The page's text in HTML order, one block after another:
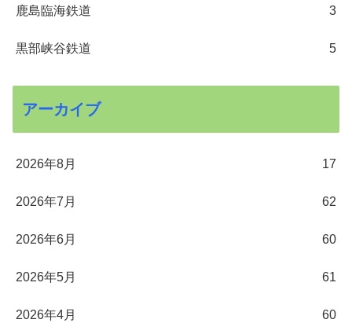
鹿島臨海鉄道 3
黒部峡谷鉄道 5
アーカイブ
2026年8月 17
2026年7月 62
2026年6月 60
2026年5月 61
2026年4月 60